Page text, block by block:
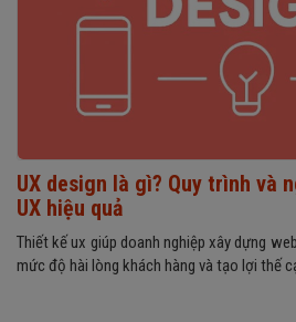
UX design là gì? Quy trình và
UX hiệu quả
Thiết kế ux giúp doanh nghiệp xây dựng
mức độ hài lòng khách hàng và tạo lợi thế